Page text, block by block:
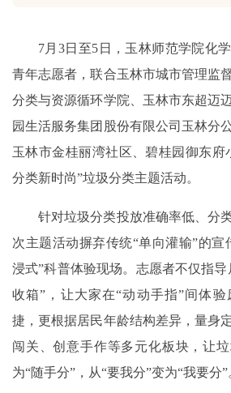
7月3日至5日，玉林师范学院化
青年志愿者，联合玉林市城市管理监
分类与资源循环学院、玉林市东超迈
园生活服务集团股份有限公司玉林分
玉林市金桂丽湾社区、碧桂园御东府
分类新时尚”垃圾分类主题活动。
针对垃圾分类投放准确率低、分
次主题活动摒弃传统“单向灌输”的宣
浸式”科普体验现场。志愿者不仅指导
收箱”，让大家在“动动手指”间体
捷，更根据居民年龄结构差异，量身
闯关、创意手作等多元化板块，让
为“随手分”，从“要我分”变为“我要分”